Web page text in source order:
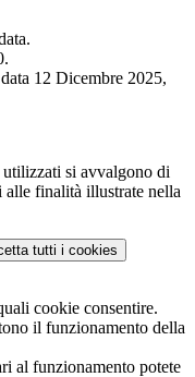
12 Dicembre 2025,
si avvalgono di
alle finalità illustrate nella
tutti i cookies
cookie consentire.
il funzionamento della
al funzionamento potete